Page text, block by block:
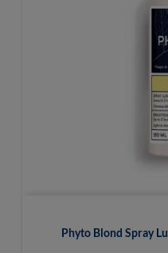
Phyto Blond Spray